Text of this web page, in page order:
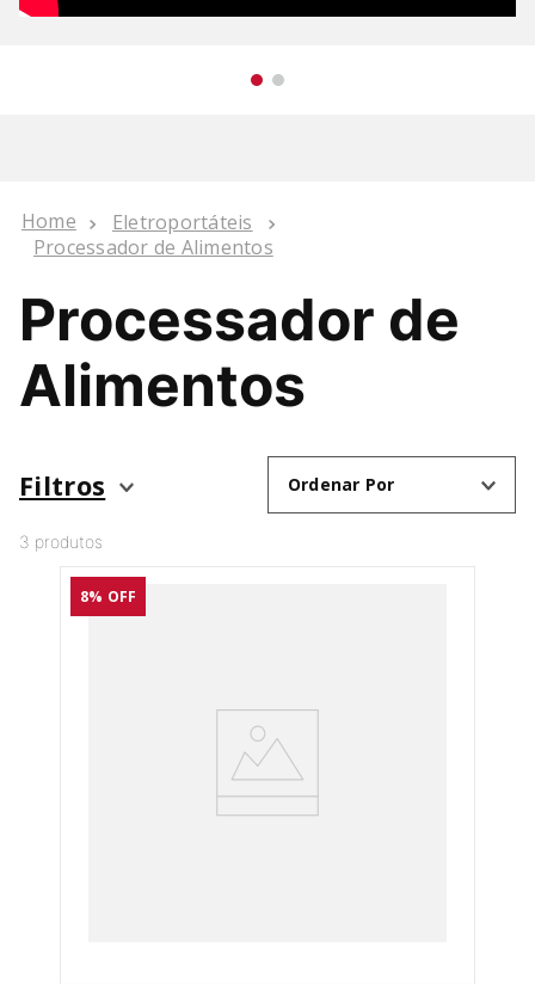
Eletroportáteis
Processador de Alimentos
Processador de
Alimentos
Filtros Ordenar Por
3 produtos
8% OFF